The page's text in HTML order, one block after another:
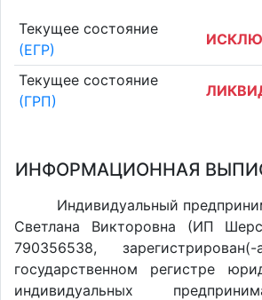
Текущее состояние
(ЕГР)
Текущее состояние
(ГРП)
ИНФОРМАЦИОННАЯ
Индивидуальный
Светлана Викторовна (ИП
790356538,
государственном регистре
индивидуальных